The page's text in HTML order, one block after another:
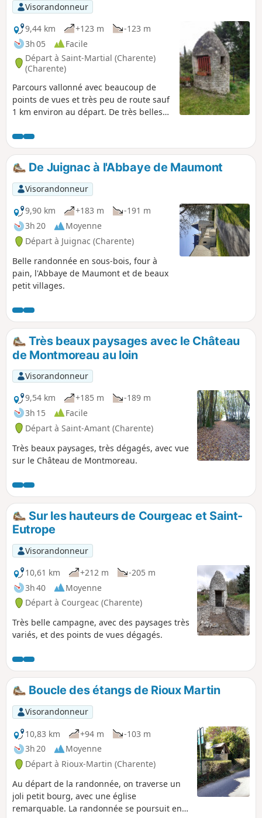
Visorandonneur
9,44 km
+123 m
-123 m
3h 05
Facile
Départ à Saint-Martial (Charente)
(Charente)
Parcours vallonné avec beaucoup de
points de vues et très peu de route sauf
1 km environ au départ. De très belles
puits remarquables et beaucoup de
bovins, des prairies et des bois.
De Juignac à l'Abbaye de Maumont
Visorandonneur
9,90 km
+183 m
-191 m
3h 20
Moyenne
Départ à Juignac (Charente)
Belle randonnée en sous-bois, four à
pain, l'Abbaye de Maumont et de beaux
petit villages.
Très beaux paysages avec le Château
de Montmoreau au loin
Visorandonneur
9,54 km
+185 m
-189 m
3h 15
Facile
Départ à Saint-Amant (Charente)
Très beaux paysages, très dégagés, avec vue
sur le Château de Montmoreau.
Sur les hauteurs de Courgeac et Saint-
Eutrope
Visorandonneur
10,61 km
+212 m
-205 m
3h 40
Moyenne
Départ à Courgeac (Charente)
Très belle campagne, avec des paysages très
variés, et des points de vues dégagés.
Boucle des étangs de Rioux Martin
Visorandonneur
10,83 km
+94 m
-103 m
3h 20
Moyenne
Départ à Rioux-Martin (Charente)
Au départ de la randonnée, on traverse un
joli petit bourg, avec une église
remarquable. La randonnée se poursuit en